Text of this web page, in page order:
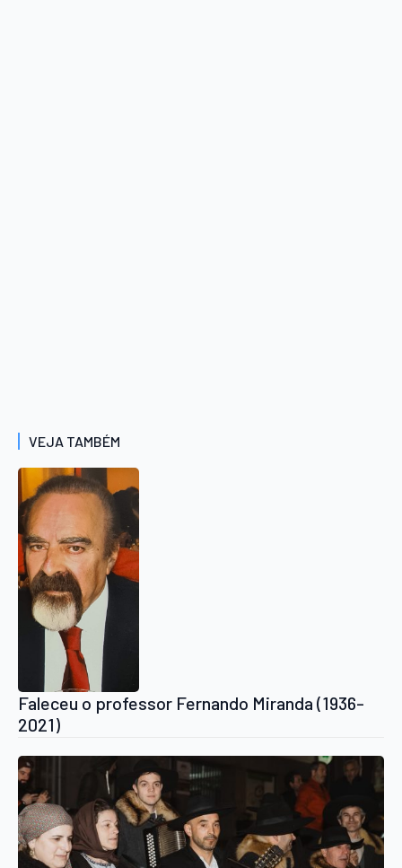
VEJA TAMBÉM
Faleceu o professor Fernando Miranda (1936-
2021)